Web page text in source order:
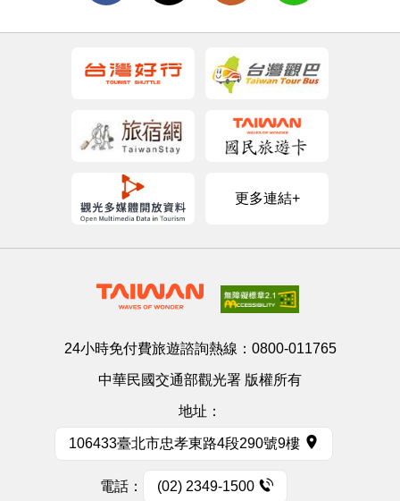
更多連結+
24小時免付費旅遊諮詢熱線： 0800-011765
中華民國交通部觀光署 版權所有
地址：
106433臺北市忠孝東路4段290號9樓
電話： (02) 2349-1500